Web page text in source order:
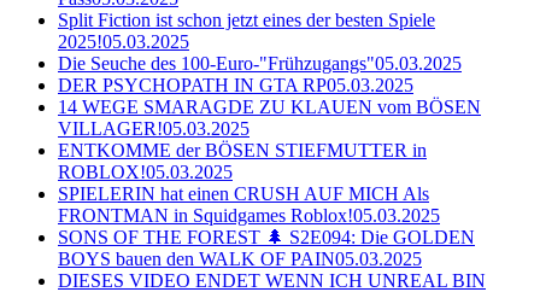
Split Fiction ist schon jetzt eines der besten Spiele
2025!05.03.2025
Die Seuche des 100-Euro-"Frühzugangs"05.03.2025
DER PSYCHOPATH IN GTA RP05.03.2025
14 WEGE SMARAGDE ZU KLAUEN vom BÖSEN
VILLAGER!05.03.2025
ENTKOMME der BÖSEN STIEFMUTTER in
ROBLOX!05.03.2025
SPIELERIN hat einen CRUSH AUF MICH Als
FRONTMAN in Squidgames Roblox!05.03.2025
SONS OF THE FOREST 🌲 S2E094: Die GOLDEN
BOYS bauen den WALK OF PAIN05.03.2025
DIESES VIDEO ENDET WENN ICH UNREAL BIN